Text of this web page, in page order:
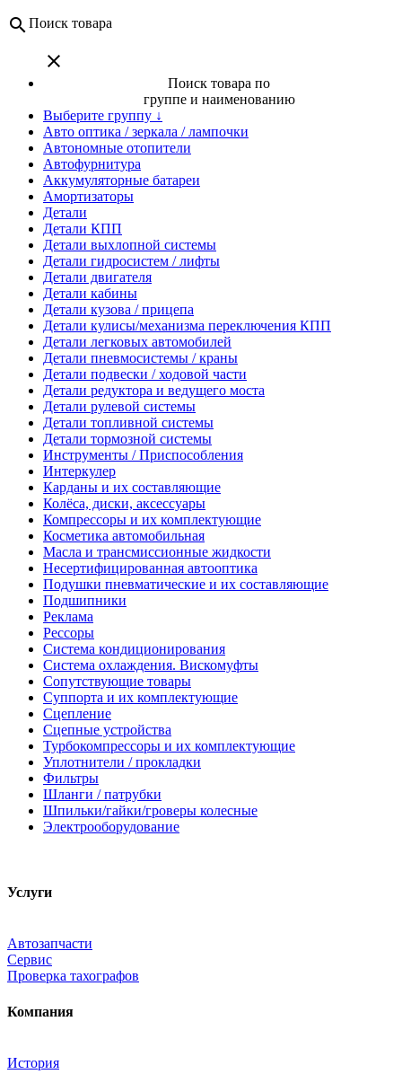
search Поиск товара
close
Поиск товара по
группе и наименованию
Выберите группу ↓
Авто оптика / зеркала / лампочки
Автономные отопители
Автофурнитура
Аккумуляторные батареи
Амортизаторы
Детали
Детали КПП
Детали выхлопной системы
Детали гидросистем / лифты
Детали двигателя
Детали кабины
Детали кузова / прицепа
Детали кулисы/механизма переключения КПП
Детали легковых автомобилей
Детали пневмосистемы / краны
Детали подвески / ходовой части
Детали редуктора и ведущего моста
Детали рулевой системы
Детали топливной системы
Детали тормозной системы
Инструменты / Приспособления
Интеркулер
Карданы и их составляющие
Колёса, диски, аксессуары
Компрессоры и их комплектующие
Косметика автомобильная
Масла и трансмиссионные жидкости
Несертифицированная автооптика
Подушки пневматические и их составляющие
Подшипники
Реклама
Рессоры
Система кондиционирования
Система охлаждения. Вискомуфты
Сопутствующие товары
Суппорта и их комплектующие
Сцепление
Сцепные устройства
Турбокомпрессоры и их комплектующие
Уплотнители / прокладки
Фильтры
Шланги / патрубки
Шпильки/гайки/гроверы колесные
Электрооборудование
Услуги
Автозапчасти
Сервис
Проверка тахографов
Компания
История